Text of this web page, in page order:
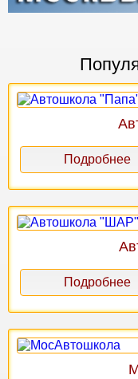
Подробнее
Подробнее